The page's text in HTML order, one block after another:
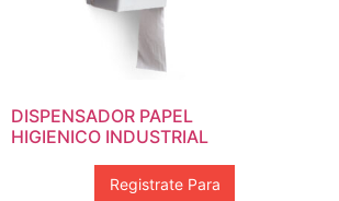
DISPENSADOR PAPEL
HIGIENICO INDUSTRIAL
Registrate Para